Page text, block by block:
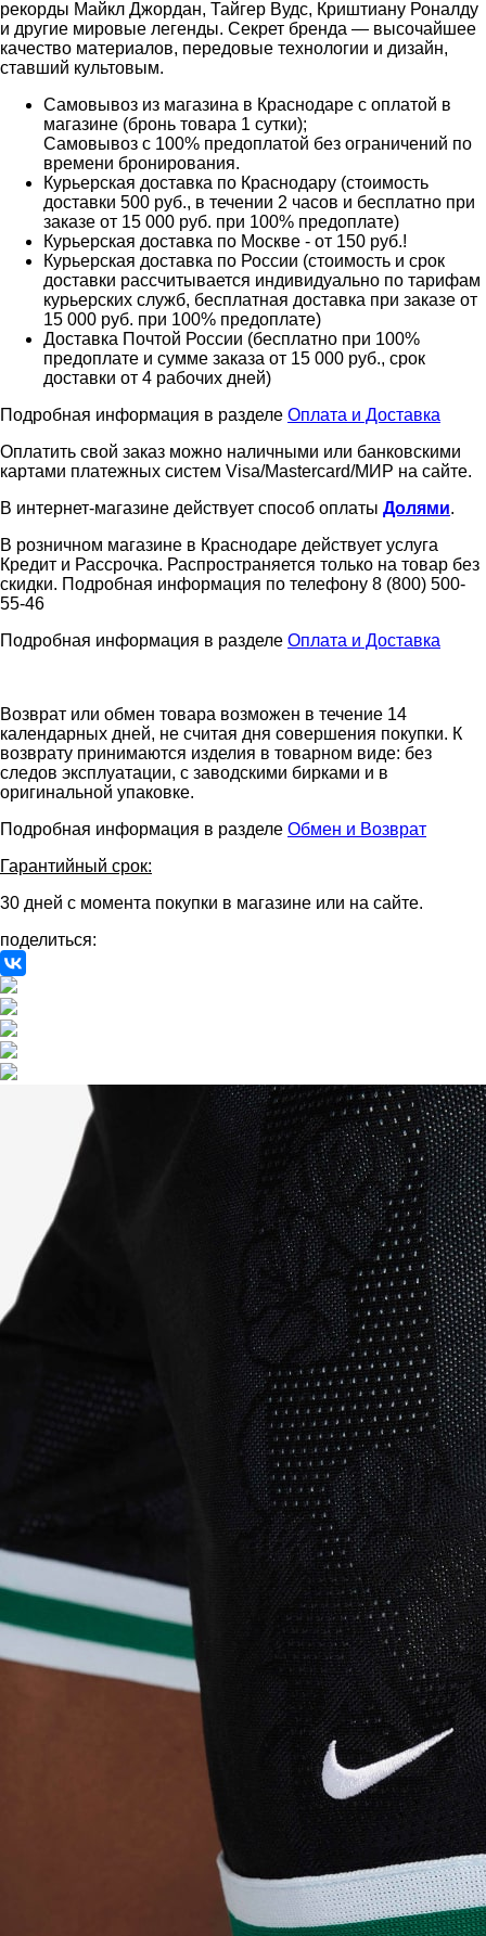
рекорды Майкл Джордан, Тайгер Вудс, Криштиану Роналду
и другие мировые легенды. Секрет бренда — высочайшее
качество материалов, передовые технологии и дизайн,
ставший культовым.
Самовывоз из магазина в Краснодаре с оплатой в
магазине (бронь товара 1 сутки);
Самовывоз с 100% предоплатой без ограничений по
времени бронирования.
Курьерская доставка по Краснодару (стоимость
доставки 500 руб., в течении 2 часов и бесплатно при
заказе от 15 000 руб. при 100% предоплате)
Курьерская доставка по Москве - от 150 руб.!
Курьерская доставка по России (стоимость и срок
доставки рассчитывается индивидуально по тарифам
курьерских служб, бесплатная доставка при заказе от
15 000 руб. при 100% предоплате)
Доставка Почтой России (бесплатно при 100%
предоплате и сумме заказа от 15 000 руб., срок
доставки от 4 рабочих дней)
Подробная информация в разделе Оплата и Доставка
Оплатить свой заказ можно наличными или банковскими
картами платежных систем Visa/Mastercard/МИР на сайте.
В интернет-магазине действует способ оплаты Долями.
В розничном магазине в Краснодаре действует услуга
Кредит и Рассрочка. Распространяется только на товар без
скидки. Подробная информация по телефону 8 (800) 500-
55-46
Подробная информация в разделе Оплата и Доставка
Возврат или обмен товара возможен в течение 14
календарных дней, не считая дня совершения покупки. К
возврату принимаются изделия в товарном виде: без
следов эксплуатации, с заводскими бирками и в
оригинальной упаковке.
Подробная информация в разделе Обмен и Возврат
Гарантийный срок:
30 дней с момента покупки в магазине или на сайте.
поделиться: